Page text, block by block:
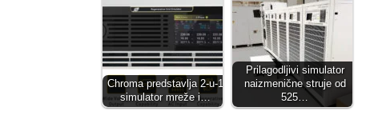
Chroma predstavlja 2-u-1
simulator mreže i…
Prilagodljivi simulator
naizmenične struje od
525…